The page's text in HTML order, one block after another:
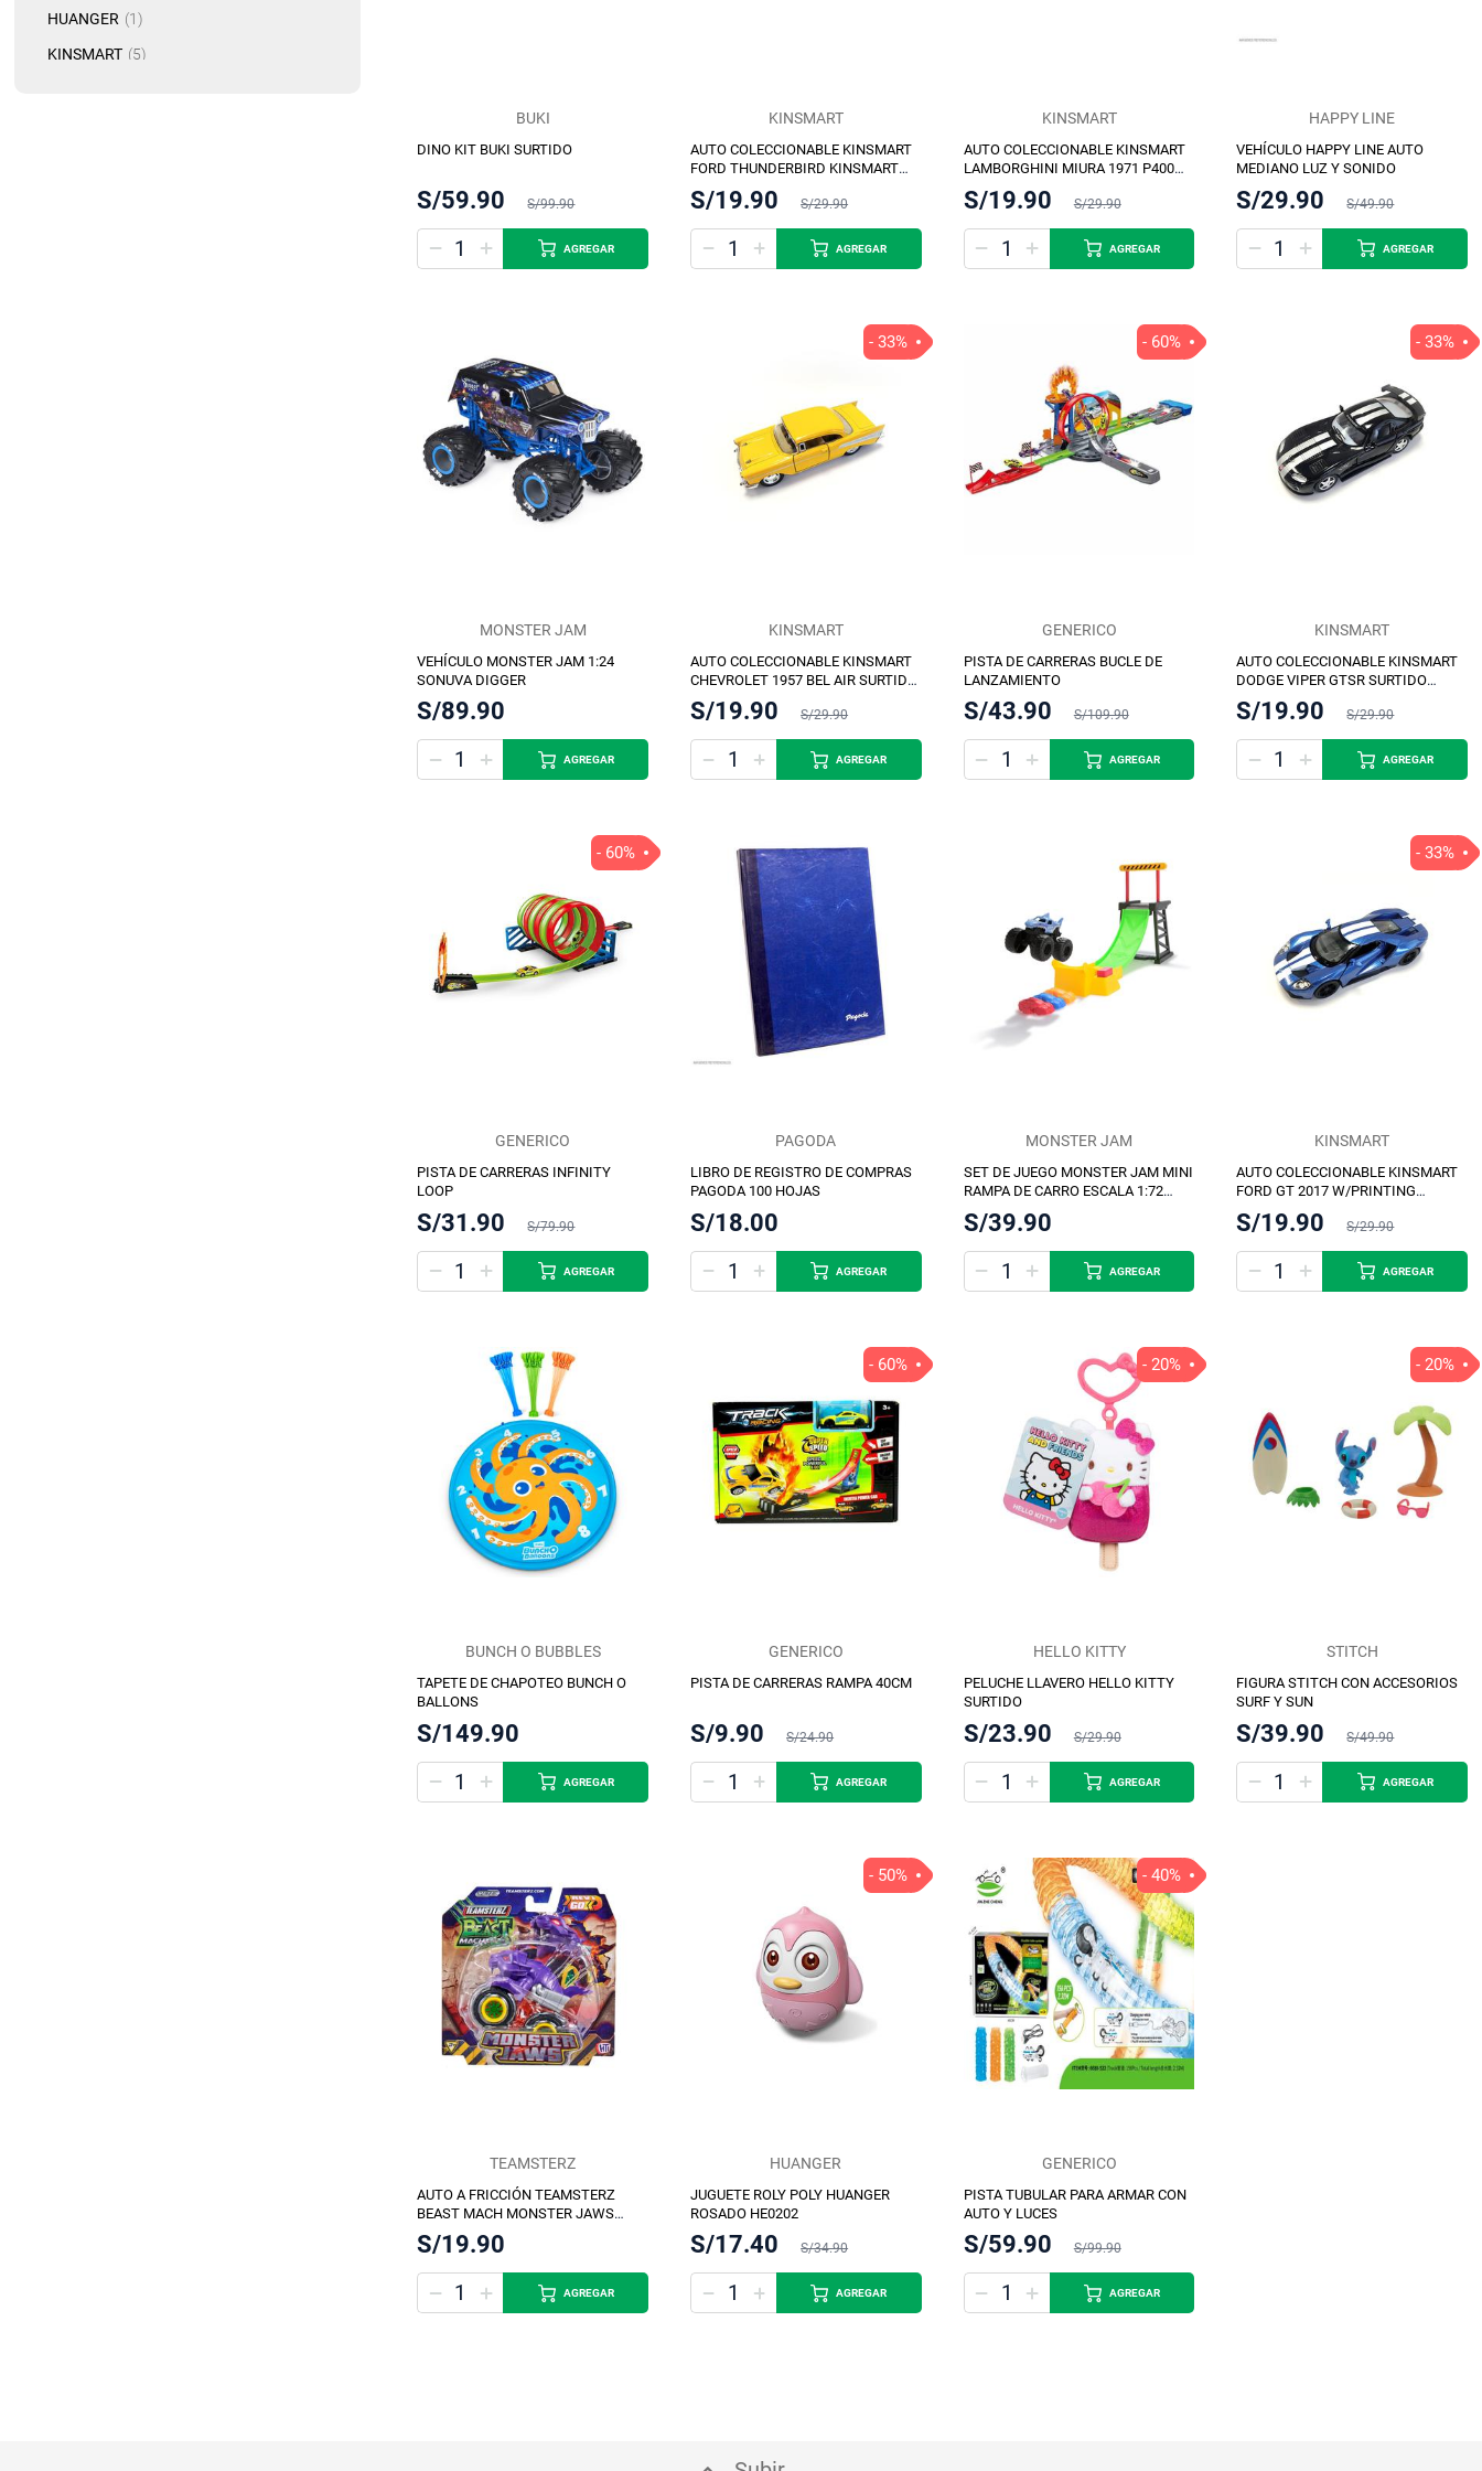
BUKI
DINO KIT BUKI SURTIDO
S/59.90 S/99.90
AGREGAR
KINSMART
AUTO COLECCIONABLE KINSMART
FORD THUNDERBIRD KINSMART
SURTIDO
S/19.90 S/29.90
AGREGAR
KINSMART
AUTO COLECCIONABLE KINSMART
LAMBORGHINI MIURA 1971 P400
SURTIDO 12.7CM
S/19.90 S/29.90
AGREGAR
HAPPY LINE
VEHÍCULO HAPPY LINE AUTO
MEDIANO LUZ Y SONIDO
S/29.90 S/49.90
AGREGAR
MONSTER JAM
VEHÍCULO MONSTER JAM 1:24
SONUVA DIGGER
S/89.90
AGREGAR
KINSMART
AUTO COLECCIONABLE KINSMART
CHEVROLET 1957 BEL AIR SURTIDO
12.7CM
S/19.90 S/29.90
- 33%
AGREGAR
GENERICO
PISTA DE CARRERAS BUCLE DE
LANZAMIENTO
S/43.90 S/109.90
- 60%
AGREGAR
KINSMART
AUTO COLECCIONABLE KINSMART
DODGE VIPER GTSR SURTIDO
12.7CM
S/19.90 S/29.90
- 33%
AGREGAR
GENERICO
PISTA DE CARRERAS INFINITY
LOOP
S/31.90 S/79.90
- 60%
AGREGAR
PAGODA
LIBRO DE REGISTRO DE COMPRAS
PAGODA 100 HOJAS
S/18.00
AGREGAR
MONSTER JAM
SET DE JUEGO MONSTER JAM MINI
RAMPA DE CARRO ESCALA 1:72
SURTIDO
S/39.90
AGREGAR
KINSMART
AUTO COLECCIONABLE KINSMART
FORD GT 2017 W/PRINTING
SURTIDO 12.7CM
S/19.90 S/29.90
- 33%
AGREGAR
BUNCH O BUBBLES
TAPETE DE CHAPOTEO BUNCH O
BALLONS
S/149.90
AGREGAR
GENERICO
PISTA DE CARRERAS RAMPA 40CM
S/9.90 S/24.90
- 60%
AGREGAR
HELLO KITTY
PELUCHE LLAVERO HELLO KITTY
SURTIDO
S/23.90 S/29.90
- 20%
AGREGAR
STITCH
FIGURA STITCH CON ACCESORIOS
SURF Y SUN
S/39.90 S/49.90
- 20%
AGREGAR
TEAMSTERZ
AUTO A FRICCIÓN TEAMSTERZ
BEAST MACH MONSTER JAWS
SURTIDO
S/19.90
AGREGAR
HUANGER
JUGUETE ROLY POLY HUANGER
ROSADO HE0202
S/17.40 S/34.90
- 50%
AGREGAR
GENERICO
PISTA TUBULAR PARA ARMAR CON
AUTO Y LUCES
S/59.90 S/99.90
- 40%
AGREGAR
HUANGER 1artículo
KINSMART 5artículo